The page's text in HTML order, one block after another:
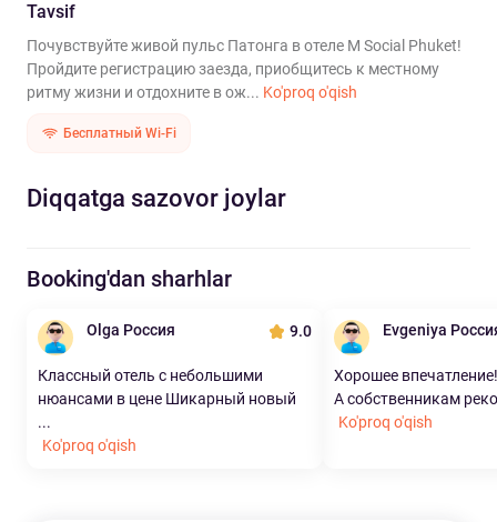
Tavsif
Почувствуйте живой пульс Патонга в отеле M Social Phuket!
Пройдите регистрацию заезда, приобщитесь к местному
ритму жизни и отдохните в ож... Ko'proq o'qish
Бесплатный Wi-Fi
Diqqatga sazovor joylar
Booking'dan sharhlar
Olga Россия 9.0
Классный отель с небольшими
нюансами в цене Шикарный новый
...
Ko'proq o'qish
Evgeniya
Хорошее
А собственникам
Ko'proq o'qish